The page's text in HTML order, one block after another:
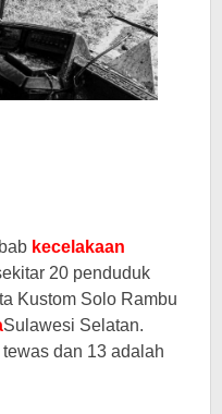
kecelakaan
20 penduduk
Kustom Solo Rambu
Sulawesi Selatan.
dan 13 adalah